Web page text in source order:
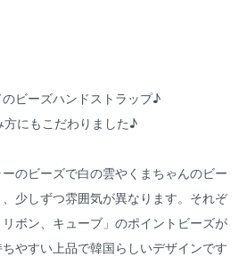
ビーズハンドストラップ♪
にもこだわりました♪
のビーズで白の雲やくまちゃんのビー
少しずつ雰囲気が異なります。それぞ
ボン、キューブ」のポイントビーズが
やすい上品で韓国らしいデザインです